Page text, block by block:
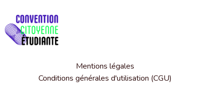
Mentions légales
Conditions générales d'utilisation (CGU)